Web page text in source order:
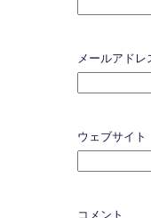
メールアドレ
ウェブサイト
コメント